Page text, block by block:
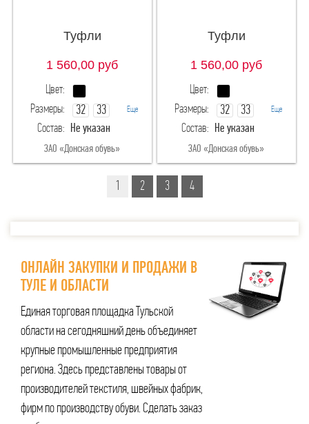
Туфли
1 560,00 руб
Цвет:
Размеры:
32
33
34
35
Еще
Состав: Не указан
ЗАО «Донская обувь»
Туфли
1 560,00 руб
Цвет:
Размеры:
32
33
34
35
Еще
Состав: Не указан
ЗАО «Донская обувь»
1 2 3 4
ОНЛАЙН ЗАКУПКИ И ПРОДАЖИ В
ТУЛЕ И ОБЛАСТИ
Единая торговая площадка Тульской
области на сегодняшний день объединяет
крупные промышленные предприятия
региона. Здесь представлены товары от
производителей текстиля, швейных фабрик,
фирм по производству обуви. Сделать заказ